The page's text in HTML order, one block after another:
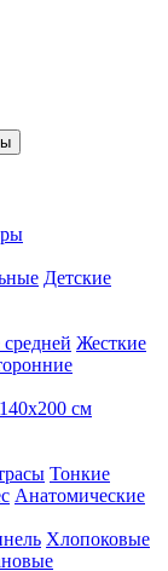
Детские
Жесткие
140х200 см
Тонкие
Анатомические
Хлопоковые